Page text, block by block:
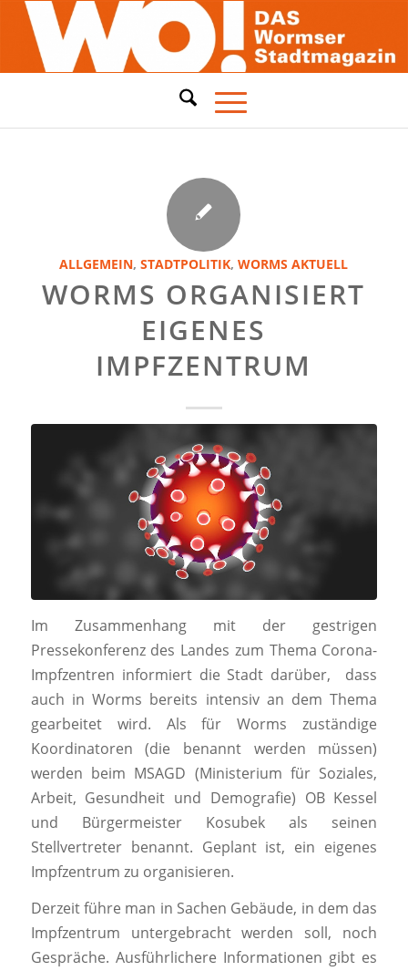
ALLGEMEIN,STADTPOLITIK,WORMS AKTUELL
WORMS ORGANISIERT
EIGENES
IMPFZENTRUM
Im Zusammenhang mit der gestrigen
Pressekonferenz des Landes zum Thema Corona-
Impfzentren informiert die Stadt darüber, dass
auch in Worms bereits intensiv an dem Thema
gearbeitet wird. Als für Worms zuständige
Koordinatoren (die benannt werden müssen)
werden beim MSAGD (Ministerium für Soziales,
Arbeit, Gesundheit und Demografie) OB Kessel
und Bürgermeister Kosubek als seinen
Stellvertreter benannt. Geplant ist, ein eigenes
Impfzentrum zu organisieren.
Derzeit führe man in Sachen Gebäude, in dem das
Impfzentrum untergebracht werden soll, noch
Gespräche. Ausführlichere Informationen gibt es